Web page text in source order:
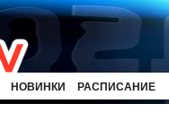
НОВИНКИ РАСПИСАНИЕ